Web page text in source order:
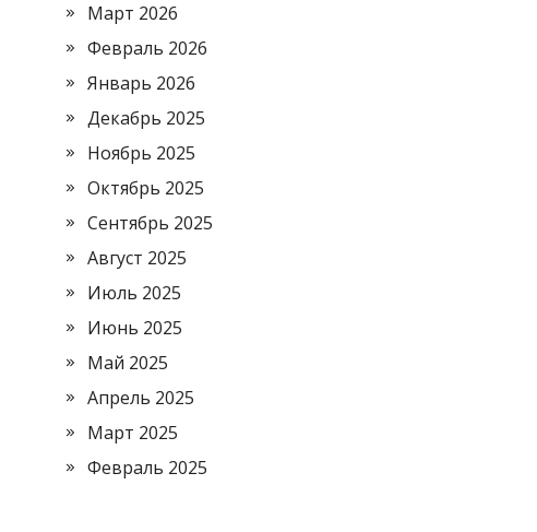
Март 2026
Февраль 2026
Январь 2026
Декабрь 2025
Ноябрь 2025
Октябрь 2025
Сентябрь 2025
Август 2025
Июль 2025
Июнь 2025
Май 2025
Апрель 2025
Март 2025
Февраль 2025